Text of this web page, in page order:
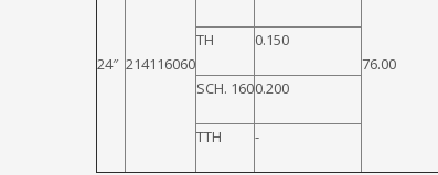
24″ 214116060 76.00
TH 0.150
SCH. 1600.200
TTH -